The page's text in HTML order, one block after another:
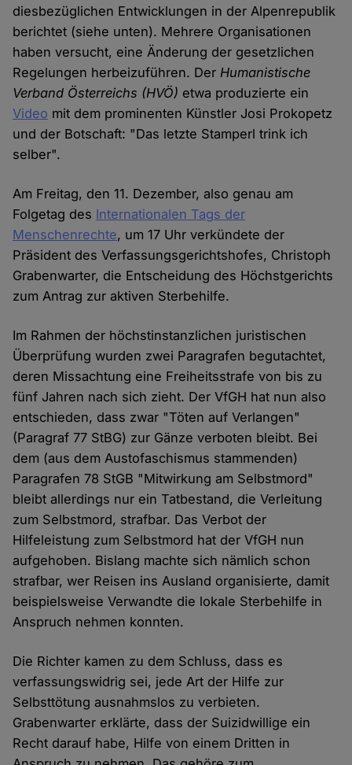
diesbezüglichen Entwicklungen in der Alpenrepublik
berichtet (siehe unten). Mehrere Organisationen
haben versucht, eine Änderung der gesetzlichen
Regelungen herbeizuführen. DerHumanistische
Verband Österreichs (HVÖ) etwa produzierte ein
Video mit dem prominenten Künstler Josi Prokopetz
und der Botschaft: "Das letzte Stamperl trink ich
selber".
Am Freitag, den 11. Dezember, also genau am
Folgetag des Internationalen Tags der
Menschenrechte, um 17 Uhr verkündete der
Präsident des Verfassungsgerichtshofes, Christoph
Grabenwarter, die Entscheidung des Höchstgerichts
zum Antrag zur aktiven Sterbehilfe.
Im Rahmen der höchstinstanzlichen juristischen
Überprüfung wurden zwei Paragrafen begutachtet,
deren Missachtung eine Freiheitsstrafe von bis zu
fünf Jahren nach sich zieht. Der VfGH hat nun also
entschieden, dass zwar "Töten auf Verlangen"
(Paragraf 77 StBG) zur Gänze verboten bleibt. Bei
dem (aus dem Austofaschismus stammenden)
Paragrafen 78 StGB "Mitwirkung am Selbstmord"
bleibt allerdings nur ein Tatbestand, die Verleitung
zum Selbstmord, strafbar. Das Verbot der
Hilfeleistung zum Selbstmord hat der VfGH nun
aufgehoben. Bislang machte sich nämlich schon
strafbar, wer Reisen ins Ausland organisierte, damit
beispielsweise Verwandte die lokale Sterbehilfe in
Anspruch nehmen konnten.
Die Richter kamen zu dem Schluss, dass es
verfassungswidrig sei, jede Art der Hilfe zur
Selbsttötung ausnahmslos zu verbieten.
Grabenwarter erklärte, dass der Suizidwillige ein
Recht darauf habe, Hilfe von einem Dritten in